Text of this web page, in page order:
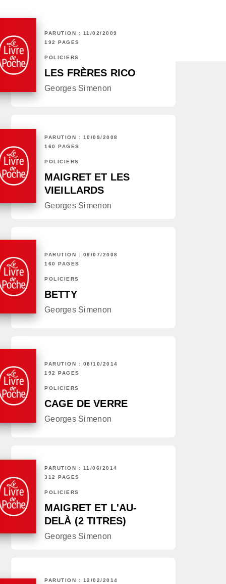
PARUTION : 11/02/2009
192 PAGES
POLICIERS
LES FRÈRES RICO
Georges Simenon
PARUTION : 10/09/2008
160 PAGES
POLICIERS
MAIGRET ET LES
VIEILLARDS
Georges Simenon
PARUTION : 09/07/2008
160 PAGES
POLICIERS
BETTY
Georges Simenon
PARUTION : 08/10/2014
192 PAGES
POLICIERS
CAGE DE VERRE
Georges Simenon
PARUTION : 11/06/2014
312 PAGES
POLICIERS
MAIGRET ET L'AU-
DELÀ (2 TITRES)
Georges Simenon
PARUTION : 12/02/2014